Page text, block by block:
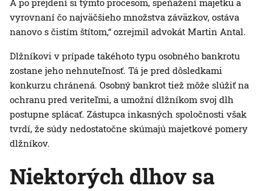
A po prejdení si týmto procesom, speňažení majetku a
vyrovnaní čo najväčšieho množstva záväzkov, ostáva
nanovo s čistím štítom,“ ozrejmil advokát Martin Antal.
Dlžníkovi v prípade takéhoto typu osobného bankrotu
zostane jeho nehnuteľnosť. Tá je pred dôsledkami
konkurzu chránená. Osobný bankrot tiež môže slúžiť na
ochranu pred veriteľmi, a umožní dlžníkom svoj dlh
postupne splácať. Zástupca inkasných spoločnosti však
tvrdí, že súdy nedostatočne skúmajú majetkové pomery
dlžníkov.
Niektorých dlhov sa